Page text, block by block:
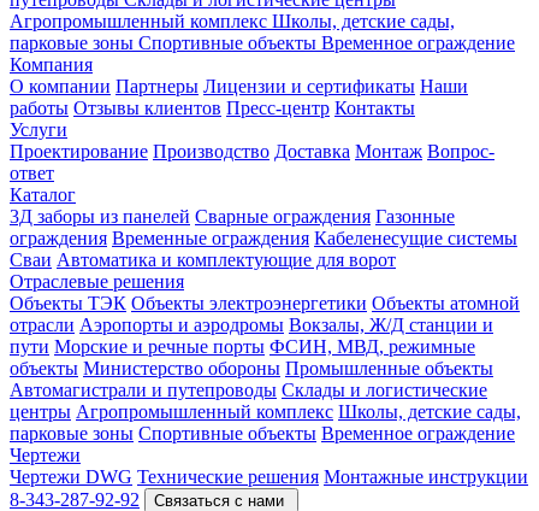
Агропромышленный комплекс Школы, детские сады,
парковые зоны Спортивные объекты Временное ограждение
Компания
О компании Партнеры Лицензии и сертификаты Наши
работы Отзывы клиентов Пресс-центр Контакты
Услуги
Проектирование Производство Доставка Монтаж Вопрос-
ответ
Каталог
3Д заборы из панелей Сварные ограждения Газонные
ограждения Временные ограждения Кабеленесущие системы
Cваи Автоматика и комплектующие для ворот
Отраслевые решения
Объекты ТЭК Объекты электроэнергетики Объекты атомной
отрасли Аэропорты и аэродромы Вокзалы, Ж/Д станции и
пути Морские и речные порты ФСИН, МВД, режимные
объекты Министерство обороны Промышленные объекты
Автомагистрали и путепроводы Склады и логистические
центры Агропромышленный комплекс Школы, детские сады,
парковые зоны Спортивные объекты Временное ограждение
Чертежи
Чертежи DWG Технические решения Монтажные инструкции
8-343-287-92-92
Связаться с нами